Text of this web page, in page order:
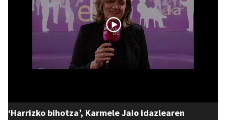
‘Harrizko bihotza’, Karmele Jaio idazlearen